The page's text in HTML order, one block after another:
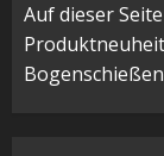
Auf dieser